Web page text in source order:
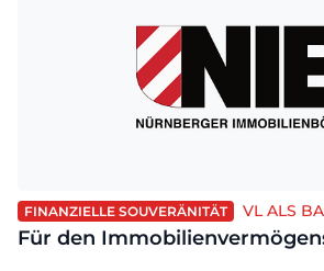
FINANZIELLE SOUVERÄNITÄT VL ALS
Für den